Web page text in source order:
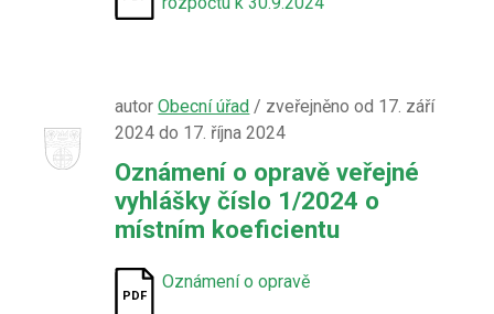
autorObecní úřad / zveřejněno od 17. září
2024 do 17. října 2024
Oznámení o opravě veřejné
vyhlášky číslo 1/2024 o
místním koeficientu
Oznámení o opravě